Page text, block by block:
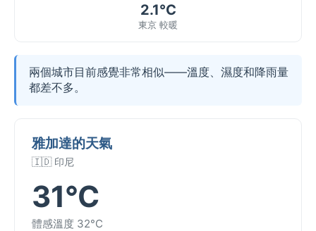
2.1°C
東京 較暖
兩個城市目前感覺非常相似——溫度、濕度和降雨量
都差不多。
雅加達的天氣
🇮🇩 印尼
31°C
體感溫度 32°C